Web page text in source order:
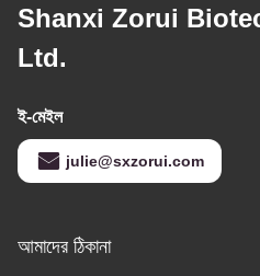
Shanxi Zorui
Ltd.
ই-মেইল
julie@sxzorui.com
আমাদের ঠিকানা